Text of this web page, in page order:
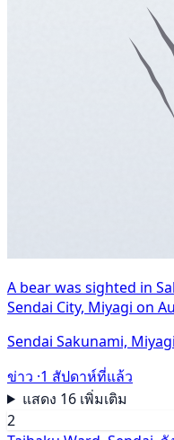
A bear was sighted in
Sendai City, Miyagi on
Sendai Sakunami, Miyagi
ข่าว ·1 สัปดาห์ที่แล้ว
แสดง 16 เพิ่มเติม
2